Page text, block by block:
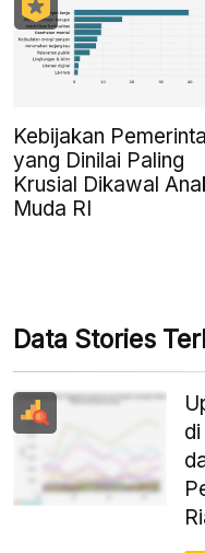
Kebijakan
yang Dinilai Paling
Krusial Dikawal
Muda RI
Data Stories